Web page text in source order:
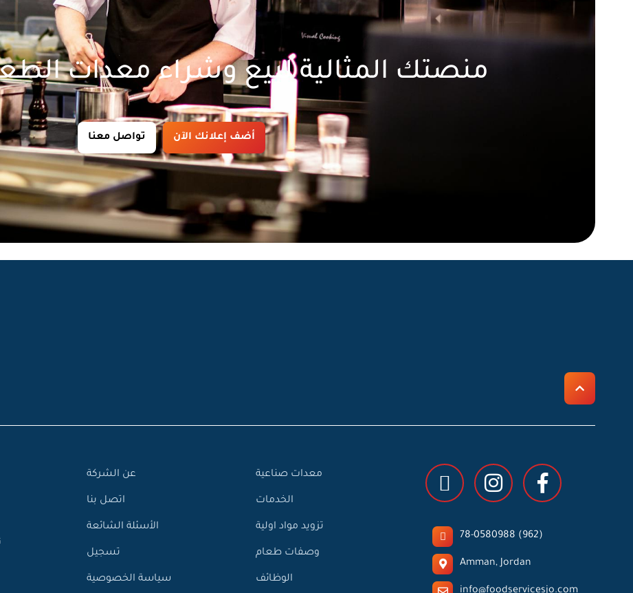
منصتك المثالية لبيع وشراء معدات
تواصل معنا أضف إعلانك الآن
عن الشركة
اتصل بنا
الأسئلة الشائعة
تسجيل
سياسة الخصوصية
معدات صناعية
الخدمات
تزويد مواد اولية
وصفات طعام
الوظائف
78-0580988 (962)
Amman, Jordan